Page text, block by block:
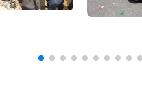
в статью:Взрывы в